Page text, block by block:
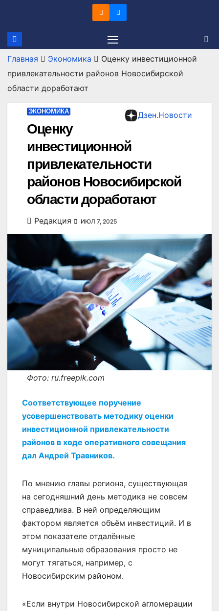
содержимому
Главная Экономика
Оценку инвестиционной
привлекательности районов Новосибирской
области доработают
Дзен.Новости
ЭКОНОМИКА
Оценку
инвестиционной
привлекательности
районов Новосибирской
области доработают
Редакция ИЮЛ 7, 2025
Фото: ru.freepik.com
Соответствующее поручение
усовершенствовать методику оценки
инвестиционной привлекательности
районов в ходе оперативного совещания
дал Андрей Травников.
По мнению главы региона, существующая
на сегодняшний день методика не совсем
справедлива. В ней определяющим
фактором является объём инвестиций. И в
этом показателе отдалённые
муниципальные образования просто не
могут тягаться, например, с
Новосибирским районом.
«Если внутри Новосибирской агломерации